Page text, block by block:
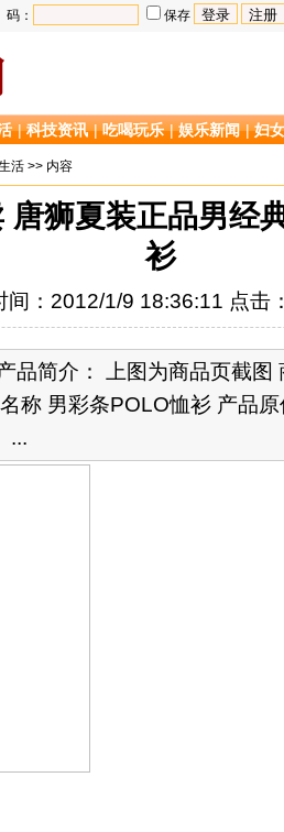
： 保存
|科技资讯 |吃喝玩乐 |娱乐新闻 |妇
活 >> 内容
唐狮夏装正品男经
衫
间：2012/1/9 18:36:11 点击
品简介： 上图为商品页截图
称 男彩条POLO恤衫 产品
...